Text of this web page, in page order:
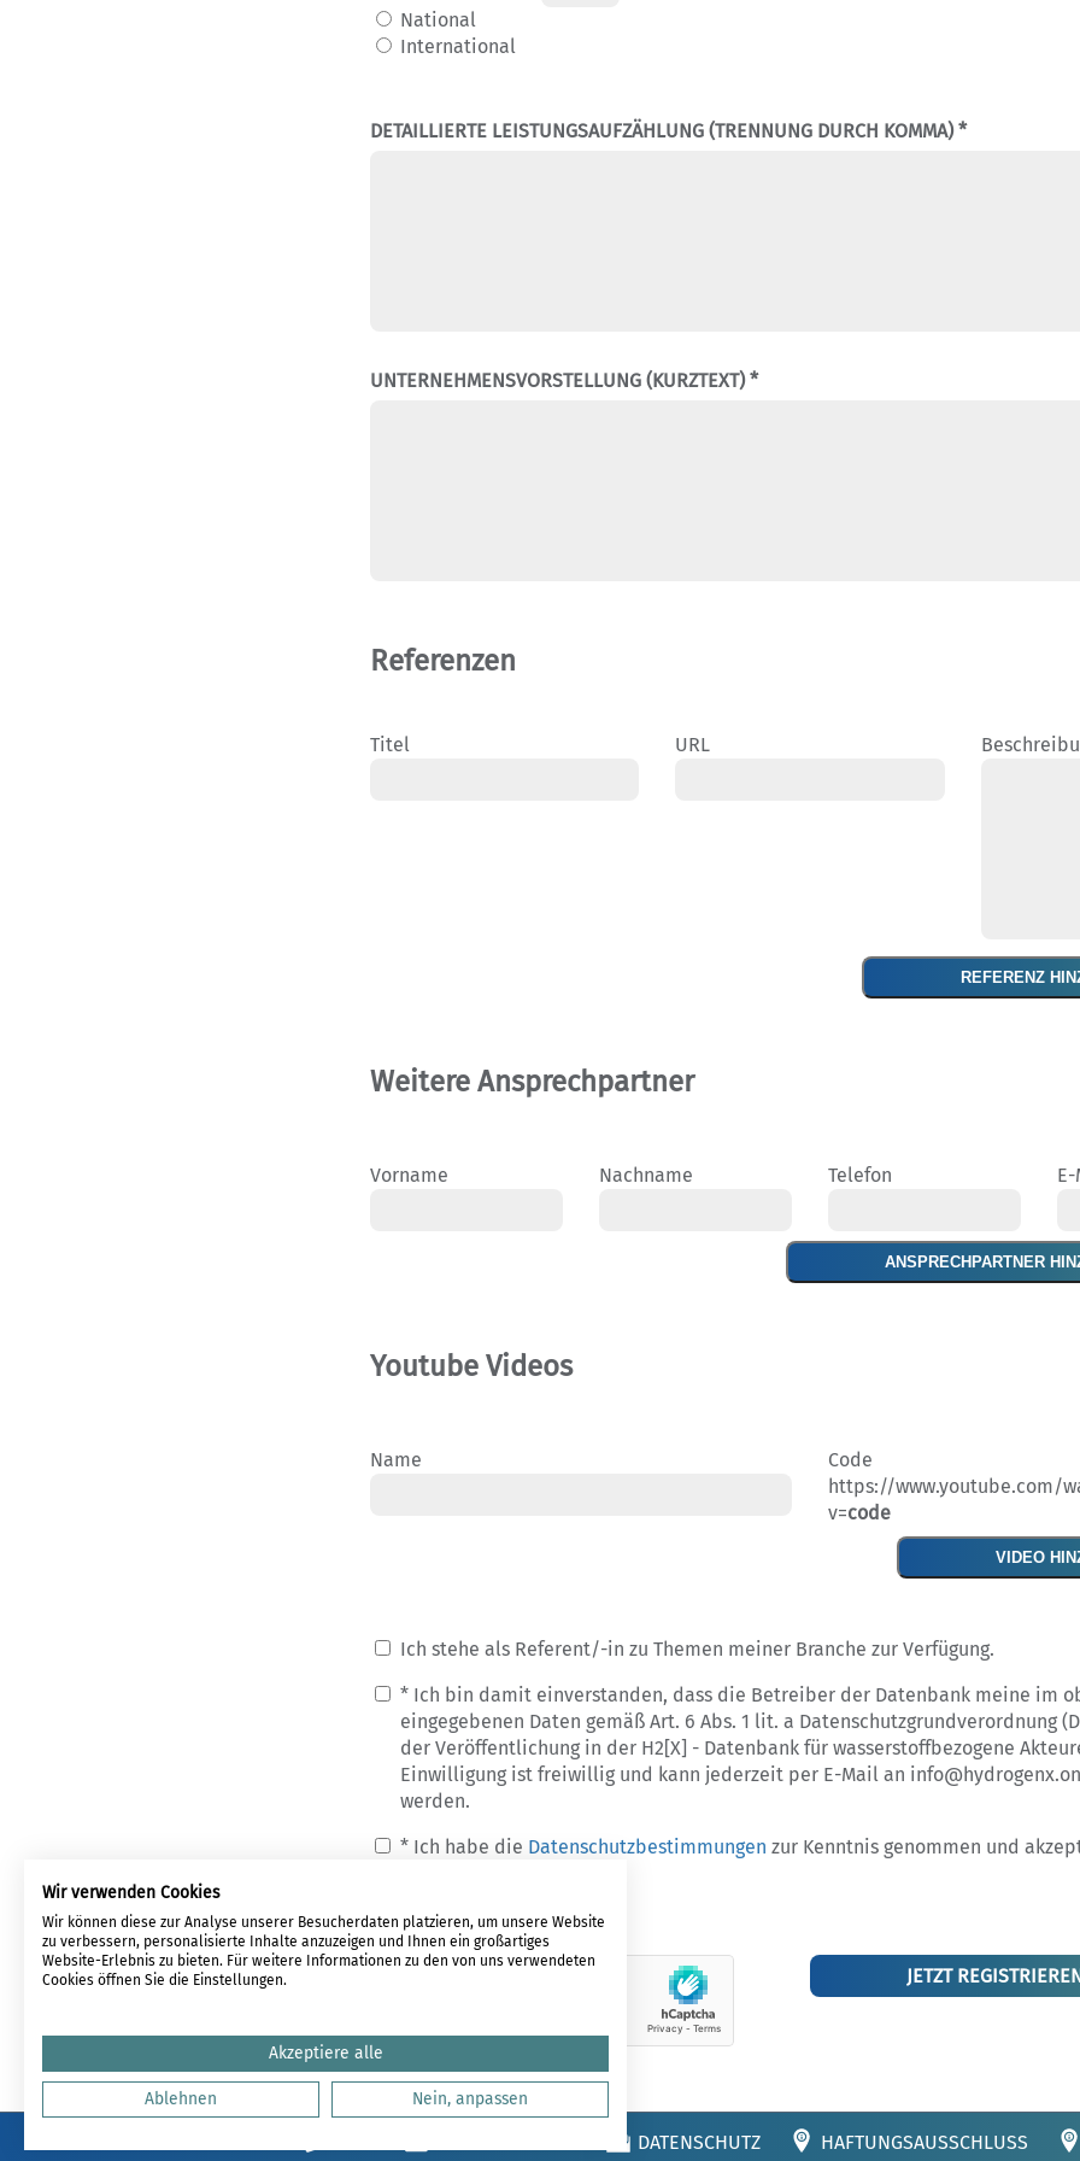
National
International
DETAILLIERTE LEISTUNGSAUFZÄHLUNG (TRENNUNG DURCH KOMMA) *
UNTERNEHMENSVORSTELLUNG (KURZTEXT) *
Referenzen
Titel URL
REFERENZ
Weitere Ansprechpartner
Vorname Nachname Telefon
ANSPRECHPARTNER
Youtube Videos
Name
Code
https://www.youtube.com/
v=code
VIDEO
Ich stehe als Referent/-in zu Themen meiner Branche zur Verfügung.
* Ich bin damit einverstanden, dass die Betreiber der Datenbank meine im
eingegebenen Daten gemäß Art. 6 Abs. 1 lit. a Datenschutzgrundverordnung
der Veröffentlichung in der H2[X] - Datenbank für wasserstoffbezogene
Einwilligung ist freiwillig und kann jederzeit per E-Mail an
werden.
* Ich habe die Datenschutzbestimmungen zur Kenntnis genommen und
DATENSCHUTZ HAFTUNGSAUSSCHLUSS
Wir verwenden Cookies
Wir können diese zur Analyse unserer Besucherdaten platzieren, um unsere Website
zu verbessern, personalisierte Inhalte anzuzeigen und Ihnen ein großartiges
Website-Erlebnis zu bieten. Für weitere Informationen zu den von uns verwendeten
Cookies öffnen Sie die Einstellungen.
Akzeptiere alle
Ablehnen Nein, anpassen